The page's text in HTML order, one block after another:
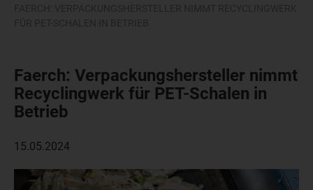
Faerch: Verpackungshersteller nimmt
Recyclingwerk für PET-Schalen in
Betrieb
15.05.2024